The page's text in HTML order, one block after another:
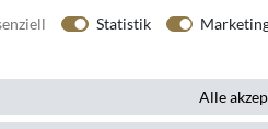
Statistik
Alle